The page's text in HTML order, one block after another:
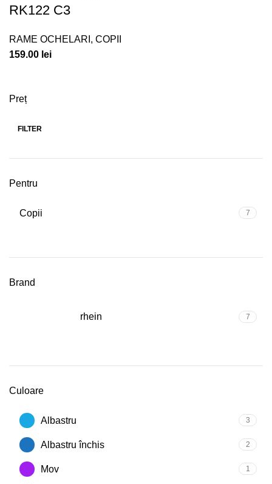
Preț
FILTER
Pentru
Copii 7
Brand
rhein 7
Culoare
Albastru 3
Albastru închis 2
Mov 1
RK122 C3
RAME OCHELARI , COPII
159.00 lei